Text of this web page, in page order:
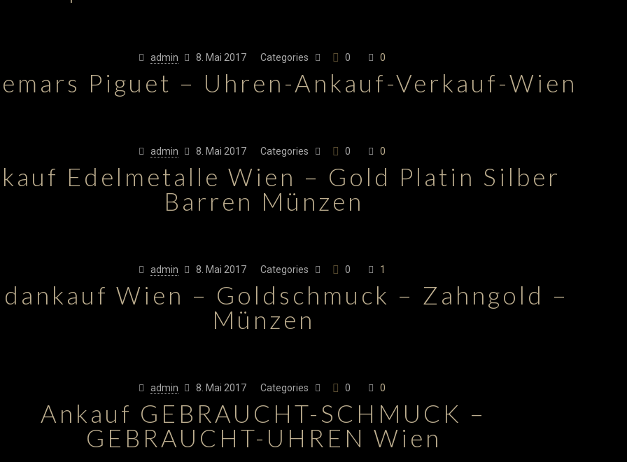
admin 8. Mai 2017 Categories 0 0
Piguet – Uhren-Ankauf-Verkauf-Wien
admin 8. Mai 2017 Categories 0 0
Edelmetalle Wien – Gold Platin Silber
Barren Münzen
admin 8. Mai 2017 Categories 0 1
Wien – Goldschmuck – Zahngold –
Münzen
admin 8. Mai 2017 Categories 0 0
Ankauf GEBRAUCHT-SCHMUCK –
GEBRAUCHT-UHREN Wien